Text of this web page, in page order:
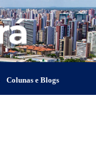
Colunas e Blogs